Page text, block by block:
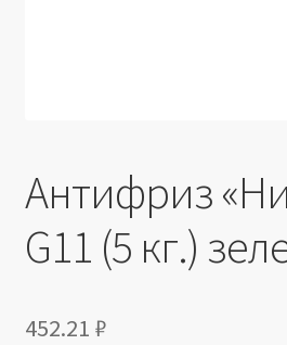
Антифриз
G11 (5 кг.)
452.21 ₽